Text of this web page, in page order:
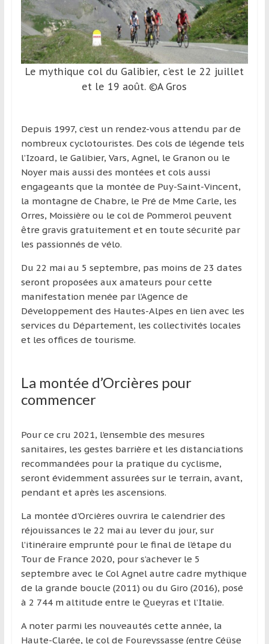
découverte
culturelle
d’un
paysLe mythique col du Galibier, c’est le 22 juillet
et le 19 août. ©A Gros
Depuis 1997, c’est un rendez-vous attendu par de
nombreux cyclotouristes. Des cols de légende tels
l’Izoard, le Galibier, Vars, Agnel, le Granon ou le
Noyer mais aussi des montées et cols aussi
engageants que la montée de Puy-Saint-Vincent,
la montagne de Chabre, le Pré de Mme Carle, les
Orres, Moissière ou le col de Pommerol peuvent
être gravis gratuitement et en toute sécurité par
les passionnés de vélo.
Du 22 mai au 5 septembre, pas moins de 23 dates
seront proposées aux amateurs pour cette
manifestation menée par l’Agence de
Développement des Hautes-Alpes en lien avec les
services du Département, les collectivités locales
et les offices de tourisme.
La montée d’Orcières pour
commencer
Pour ce cru 2021, l’ensemble des mesures
sanitaires, les gestes barrière et les distanciations
recommandées pour la pratique du cyclisme,
seront évidemment assurées sur le terrain, avant,
pendant et après les ascensions.
La montée d’Orcières ouvrira le calendrier des
réjouissances le 22 mai au lever du jour, sur
l’itinéraire emprunté pour le final de l’étape du
Tour de France 2020, pour s’achever le 5
septembre avec le Col Agnel autre cadre mythique
de la grande boucle (2011) ou du Giro (2016), posé
à 2 744 m altitude entre le Queyras et l’Italie.
A noter parmi les nouveautés cette année, la
Haute-Clarée, le col de Foureyssasse (entre Céüse